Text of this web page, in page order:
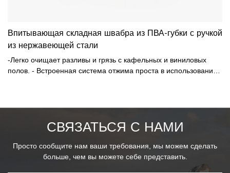
Впитывающая складная швабра из ПВА-губки с ручкой
из нержавеющей стали
-Легко очищает разливы и грязь с кафельных и виниловых
полов. - Встроенная система отжима проста в использовании.
СВЯЗАТЬСЯ С НАМИ
Просто сообщите нам ваши требования, мы можем сделать
больше, чем вы можете себе представить.